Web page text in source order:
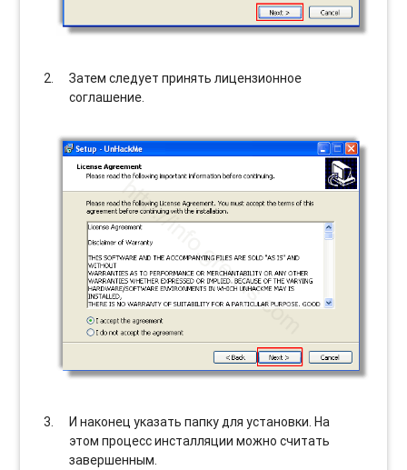
Затем следует принять лицензионное
соглашение.
И наконец указать папку для установки. На
этом процесс инсталляции можно считать
завершенным.